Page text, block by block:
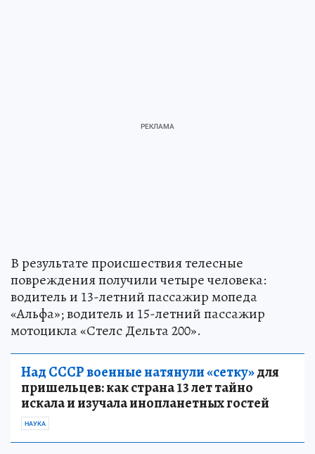
В результате происшествия телесные
повреждения получили четыре человека:
водитель и 13-летний пассажир мопеда
«Альфа»; водитель и 15-летний пассажир
мотоцикла «Стелс Дельта 200».
Над СССР военные натянули «сетку»для
пришельцев: как страна 13 лет тайно
искала и изучала инопланетных гостей
НАУКА